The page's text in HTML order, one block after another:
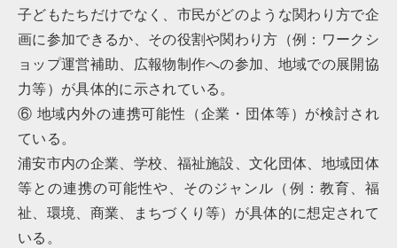
子どもたちだけでなく、市民がどのような関わり方で企
画に参加できるか、その役割や関わり方（例：ワークシ
ョップ運営補助、広報物制作への参加、地域での展開協
力等）が具体的に示されている。
⑥ 地域内外の連携可能性（企業・団体等）が検討され
ている。
浦安市内の企業、学校、福祉施設、文化団体、地域団体
等との連携の可能性や、そのジャンル（例：教育、福
祉、環境、商業、まちづくり等）が具体的に想定されて
いる。